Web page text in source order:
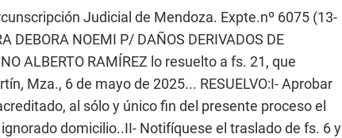
Judicial de Mendoza. Expte.nº 6075 (13-
DEBORA NOEMI P/ DAÑOS DERIVADOS DE
ALBERTO RAMÍREZ lo resuelto a fs. 21, que
Mza., 6 de mayo de 2025... RESUELVO:I- Aprobar
al sólo y único fin del presente proceso el
domicilio..II- Notifíquese el traslado de fs. 6 y